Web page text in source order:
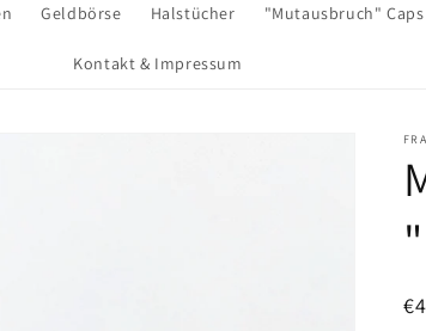
Geldbörse Halstücher "Mutausbruch" Caps
Kontakt & Impressum